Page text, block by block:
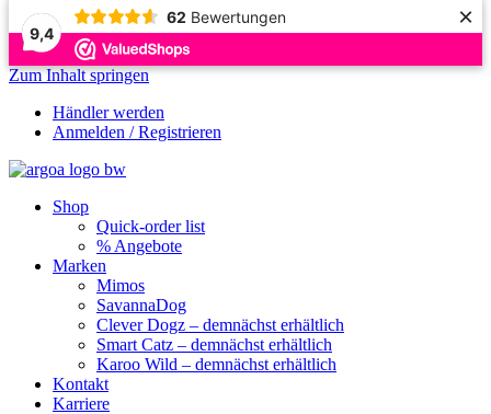
9,4
62 Bewertungen ×
Zum Inhalt springen
Händler werden
Anmelden / Registrieren
Shop
Quick-order list
% Angebote
Marken
Mimos
SavannaDog
Clever Dogz – demnächst erhältlich
Smart Catz – demnächst erhältlich
Karoo Wild – demnächst erhältlich
Kontakt
Karriere